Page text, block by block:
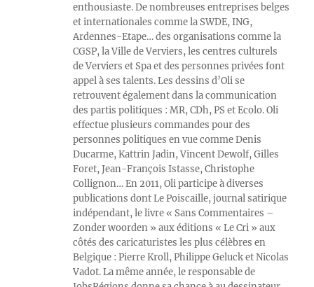
enthousiaste. De nombreuses entreprises belges
et internationales comme la SWDE, ING,
Ardennes-Etape… des organisations comme la
CGSP, la Ville de Verviers, les centres culturels
de Verviers et Spa et des personnes privées font
appel à ses talents. Les dessins d’Oli se
retrouvent également dans la communication
des partis politiques : MR, CDh, PS et Ecolo. Oli
effectue plusieurs commandes pour des
personnes politiques en vue comme Denis
Ducarme, Kattrin Jadin, Vincent Dewolf, Gilles
Foret, Jean-François Istasse, Christophe
Collignon… En 2011, Oli participe à diverses
publications dont Le Poiscaille, journal satirique
indépendant, le livre « Sans Commentaires –
Zonder woorden » aux éditions « Le Cri » aux
côtés des caricaturistes les plus célèbres en
Belgique : Pierre Kroll, Philippe Geluck et Nicolas
Vadot. La même année, le responsable de